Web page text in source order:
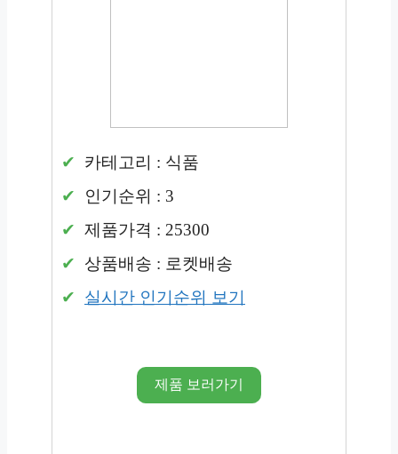
카테고리 : 식품
인기순위 : 3
제품가격 : 25300
상품배송 : 로켓배송
실시간 인기순위 보기
제품 보러가기